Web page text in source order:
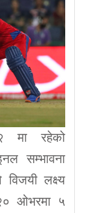
मा रहेको
सम्भावना
लक्ष्य
२० ओभरमा ५